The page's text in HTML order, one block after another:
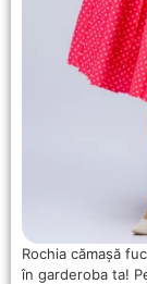
Rochia cămașă
în garderoba ta!